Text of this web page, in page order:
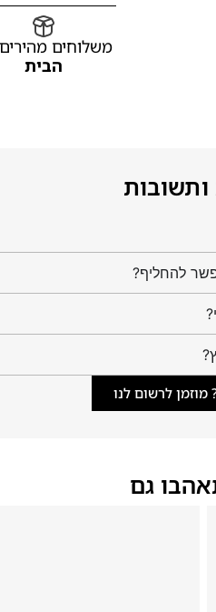
משלוחים
הבית
להחליף?
לרשום לנו
גם